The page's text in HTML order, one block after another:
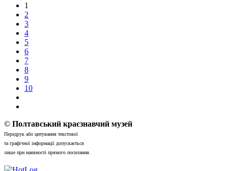
1
2
3
4
5
6
7
8
9
10
© Полтавський краєзнавчий музей
Передрук або цитування текстової
та графічної інформації допускається
лише при наявності прямого посилання.